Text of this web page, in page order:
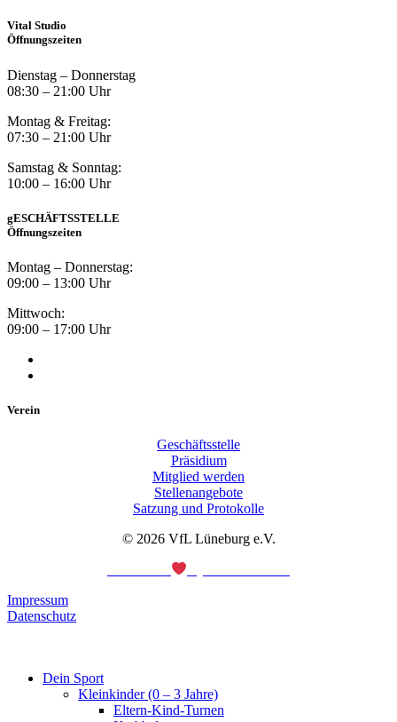
Vital Studio
Öffnungszeiten
Dienstag – Donnerstag
08:30 – 21:00 Uhr
Montag & Freitag:
07:30 – 21:00 Uhr
Samstag & Sonntag:
10:00 – 16:00 Uhr
gESCHÄFTSSTELLE
Öffnungszeiten
Montag – Donnerstag:
09:00 – 13:00 Uhr
Mittwoch:
09:00 – 17:00 Uhr
Verein
Geschäftsstelle
Präsidium
Mitglied werden
Stellenangebote
Satzung und Protokolle
© 2026 VfL Lüneburg e.V.
Impressum
Datenschutz
Dein Sport
Kleinkinder (0 – 3 Jahre)
Eltern-Kind-Turnen